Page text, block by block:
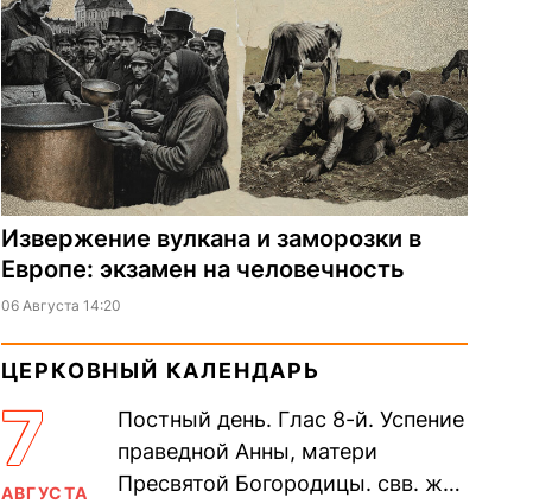
Извержение вулкана и заморозки в
Европе: экзамен на человечность
06 Августа 14:20
ЦЕРКОВНЫЙ КАЛЕНДАРЬ
7
АВГУСТА
Постный день. Глас 8-й. Успение
праведной Анны, матери
Пресвятой Богородицы. свв. жен